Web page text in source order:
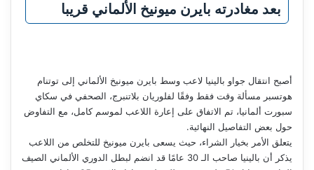
بعد مغادرته بايرن ميونيخ الألماني قريبا
أصبح انتقال جواو بالينيا لاعب وسط بايرن ميونيخ الألماني إلى توتنام
هوتسبر مسألة وقت فقط وفقًا لفلوريان بلاتنبرج، الصحفي في سكاي
سبورت ألمانيا، تم الاتفاق على إعارة اللاعب لموسم كامل، مع التفاوض
حول بعض التفاصيل النهائية.
يتعلق الأمر بخيار الشراء، حيث يسعى بايرن ميونيخ للتخلص من اللاعب
يذكر أن بالينيا صاحب الـ 30 عامًا قد انضم لبطل الدوري الألماني الصيف